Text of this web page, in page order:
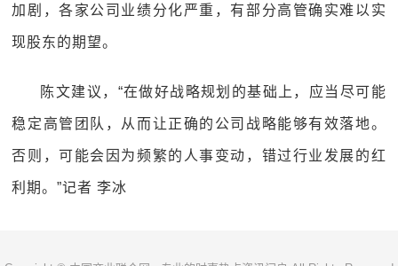
加剧，各家公司业绩分化严重，有部分高管确实难以实
现股东的期望。
陈文建议，“在做好战略规划的基础上，应当尽可能
稳定高管团队，从而让正确的公司战略能够有效落地。
否则，可能会因为频繁的人事变动，错过行业发展的红
利期。”记者 李冰